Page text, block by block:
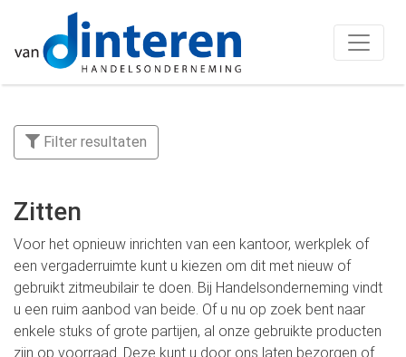
Filter resultaten
Zitten
Voor het opnieuw inrichten van een kantoor, werkplek of
een vergaderruimte kunt u kiezen om dit met nieuw of
gebruikt zitmeubilair te doen. Bij Handelsonderneming vindt
u een ruim aanbod van beide. Of u nu op zoek bent naar
enkele stuks of grote partijen, al onze gebruikte producten
zijn op voorraad. Deze kunt u door ons laten bezorgen of